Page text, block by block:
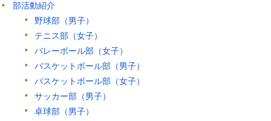
部活動紹介
野球部（男子）
テニス部（女子）
バレーボール部（女子）
バスケットボール部（男子）
バスケットボール部（女子）
サッカー部（男子）
卓球部（男子）